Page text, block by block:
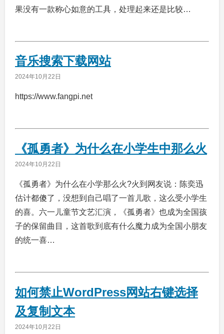
果没有一款称心如意的工具，处理起来还是比较…
音乐搜索下载网站
2024年10月22日
https://www.fangpi.net
《孤勇者》为什么在小学生中那么火
2024年10月22日
《孤勇者》为什么在小学那么火?火到网友说：陈奕迅
估计都傻了，没想到自己唱了一首儿歌，这么受小学生
的喜。六一儿童节文艺汇演，《孤勇者》也成为全国孩
子的保留曲目，这首歌到底有什么魔力成为全国小朋友
的统一喜…
如何禁止WordPress网站右键选择
及复制文本
2024年10月22日